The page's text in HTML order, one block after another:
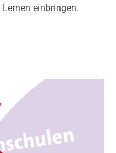
einbringen.